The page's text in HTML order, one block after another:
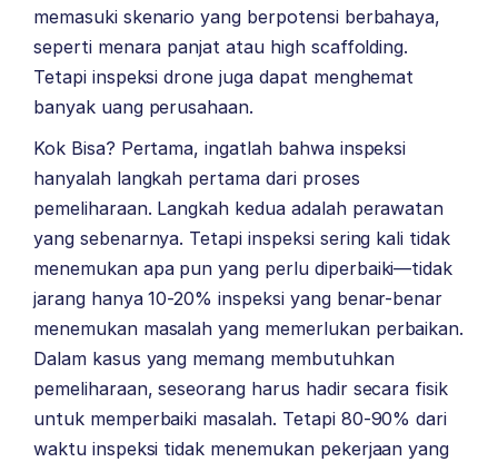
memasuki skenario yang berpotensi berbahaya,
seperti menara panjat atau high scaffolding.
Tetapi inspeksi drone juga dapat menghemat
banyak uang perusahaan.
Kok Bisa? Pertama, ingatlah bahwa inspeksi
hanyalah langkah pertama dari proses
pemeliharaan. Langkah kedua adalah perawatan
yang sebenarnya. Tetapi inspeksi sering kali tidak
menemukan apa pun yang perlu diperbaiki—tidak
jarang hanya 10-20% inspeksi yang benar-benar
menemukan masalah yang memerlukan perbaikan.
Dalam kasus yang memang membutuhkan
pemeliharaan, seseorang harus hadir secara fisik
untuk memperbaiki masalah. Tetapi 80-90% dari
waktu inspeksi tidak menemukan pekerjaan yang